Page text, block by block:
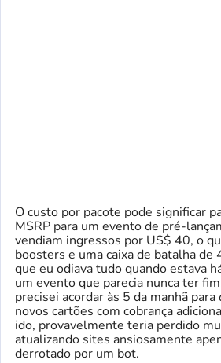
O custo por pacote pode significar
MSRP para um evento de pré-
vendiam ingressos por US$ 40, o
boosters e uma caixa de batalha de
que eu odiava tudo quando estava
um evento que parecia nunca ter
precisei acordar às 5 da manhã para
novos cartões com cobrança
ido, provavelmente teria perdido
atualizando sites ansiosamente
derrotado por um bot.